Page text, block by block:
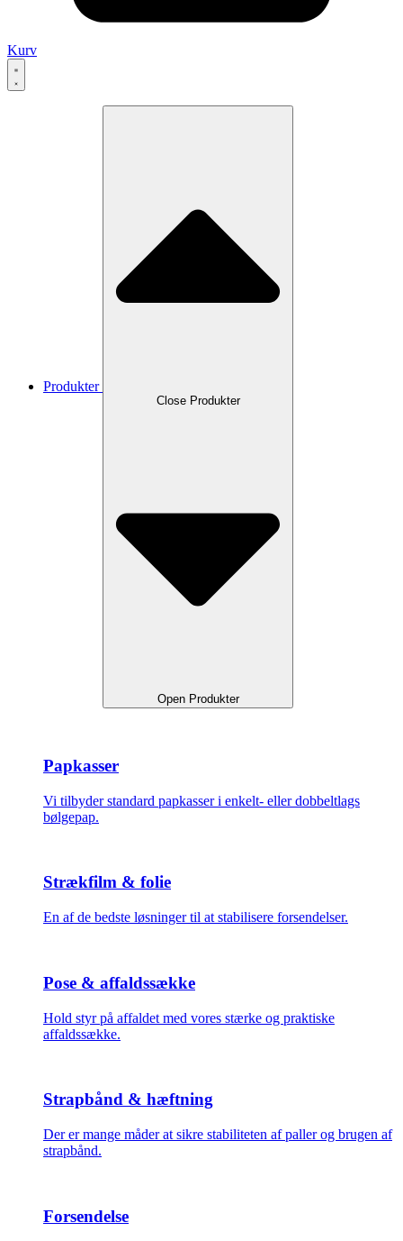
Kurv
Produkter
Close Produkter
Open Produkter
Papkasser
Vi tilbyder standard papkasser i enkelt- eller dobbeltlags
bølgepap.
Strækfilm & folie
En af de bedste løsninger til at stabilisere forsendelser.
Pose & affaldssække
Hold styr på affaldet med vores stærke og praktiske
affaldssække.
Strapbånd & hæftning
Der er mange måder at sikre stabiliteten af paller og brugen af
strapbånd.
Forsendelse